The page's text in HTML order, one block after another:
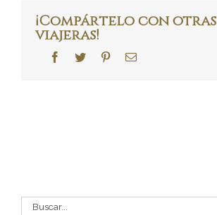
¡Compártelo con otras
viajeras!
Facebook
Twitter PinterestCorreo
Buscar: